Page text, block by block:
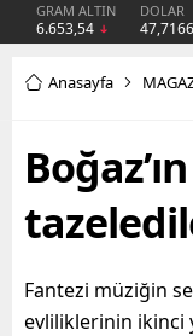
GRAM ALTIN
6.653,54
DOLAR
47,7166
Anasayfa
Fantezi müziğin
evliliklerinin ikinci